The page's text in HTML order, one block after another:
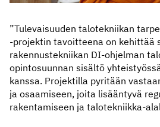
”Tulevaisuuden talotekniikan
-projektin tavoitteena on kehittää
rakennustekniikan DI-ohjelman
opintosuunnan sisältö
kanssa. Projektilla pyritään
ja osaamiseen, joita lisääntyvä
rakentamiseen ja talotekniikka-